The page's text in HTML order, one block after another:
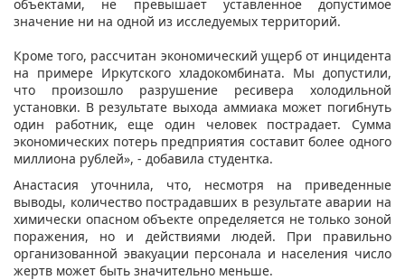
объектами, не превышает уставленное допустимое
значение ни на одной из исследуемых территорий.
Кроме того, рассчитан экономический ущерб от инцидента
на примере Иркутского хладокомбината. Мы допустили,
что произошло разрушение ресивера холодильной
установки. В результате выхода аммиака может погибнуть
один работник, еще один человек пострадает. Сумма
экономических потерь предприятия составит более одного
миллиона рублей», - добавила студентка.
Анастасия уточнила, что, несмотря на приведенные
выводы, количество пострадавших в результате аварии на
химически опасном объекте определяется не только зоной
поражения, но и действиями людей. При правильно
организованной эвакуации персонала и населения число
жертв может быть значительно меньше.